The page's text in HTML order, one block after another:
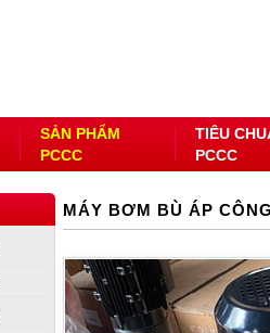
SẢN PHẨM
PCCC
TIÊU
PCCC
MÁY BƠM BÙ ÁP